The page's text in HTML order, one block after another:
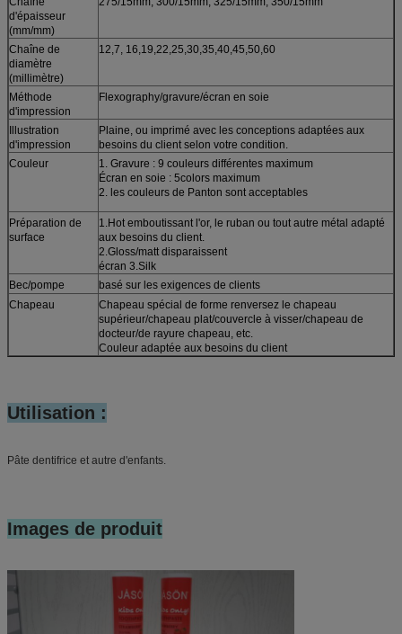
d'épaisseur
(mm/mm)
Chaîne de
diamètre
(millimètre)
12,7, 16,19,22,25,30,35,40,45,50,60
Méthode
d'impression
Flexography/gravure/écran en soie
Illustration
d'impression
Plaine, ou imprimé avec les conceptions adaptées aux
besoins du client selon votre condition.
Couleur
1. Gravure : 9 couleurs différentes maximum
Écran en soie : 5colors maximum
2. les couleurs de Panton sont acceptables
Préparation de
surface
1.Hot emboutissant l'or, le ruban ou tout autre métal adapté
aux besoins du client.
2.Gloss/matt disparaissent
écran 3.Silk
Bec/pompe
basé sur les exigences de clients
Chapeau
Chapeau spécial de forme renversez le chapeau
supérieur/chapeau plat/couvercle à visser/chapeau de
docteur/de rayure chapeau, etc.
Couleur adaptée aux besoins du client
Utilisation :
Pâte dentifrice et autre d'enfants.
Images de produit